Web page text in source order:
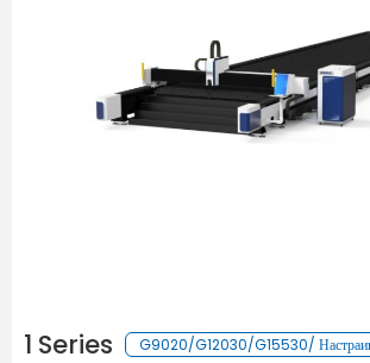
1 Series G9020/G12030/G15530/